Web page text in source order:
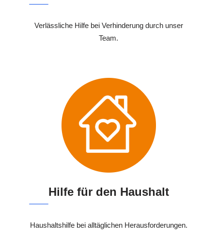
Verlässliche Hilfe bei Verhinderung durch unser
Team.
Hilfe für den Haushalt
Haushaltshilfe bei alltäglichen Herausforderungen.